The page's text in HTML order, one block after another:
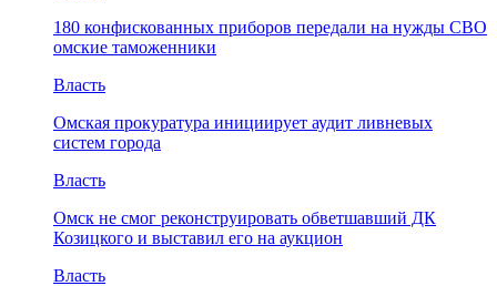
180 конфискованных приборов передали на нужды СВО
омские таможенники
Власть
Омская прокуратура инициирует аудит ливневых
систем города
Власть
Омск не смог реконструировать обветшавший ДК
Козицкого и выставил его на аукцион
Власть